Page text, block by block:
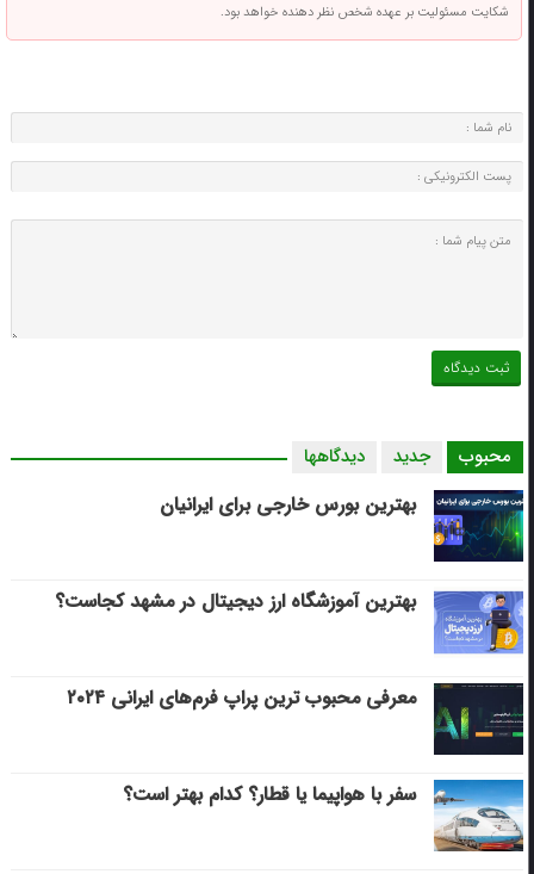
شکایت مسئولیت بر عهده شخص نظر دهنده خواهد بود.
محبوب جدید دیدگاهها
بهترین بورس خارجی برای ایرانیان
بهترین آموزشگاه ارز دیجیتال در مشهد کجاست؟
معرفی محبوب ترین پراپ فرم‌های ایرانی ۲۰۲۴
سفر با هواپیما یا قطار؟ کدام بهتر است؟